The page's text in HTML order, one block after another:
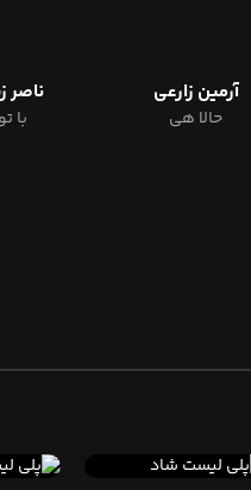
آرمین زارعی
حالا هی
ناصر
با